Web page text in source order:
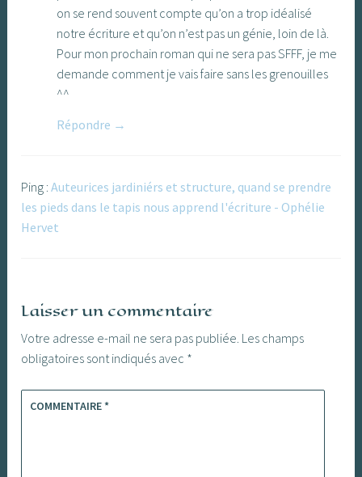
on se rend souvent compte qu’on a trop idéalisé
notre écriture et qu’on n’est pas un génie, loin de là.
Pour mon prochain roman qui ne sera pas SFFF, je me
demande comment je vais faire sans les grenouilles
^^
Répondre
Ping :Auteurices jardiniérs et structure, quand se prendre
les pieds dans le tapis nous apprend l'écriture - Ophélie
Hervet
Laisser un commentaire
Votre adresse e-mail ne sera pas publiée. Les champs
obligatoires sont indiqués avec *
COMMENTAIRE*